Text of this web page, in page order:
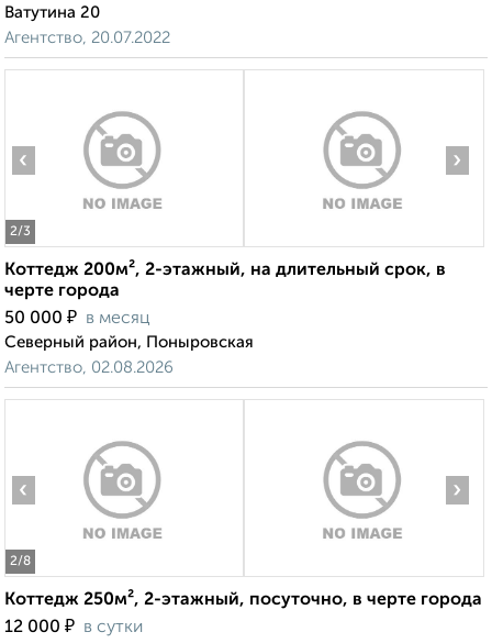
Ватутина 20
Агентство, 20.07.2022
2/3
‹ ›
Коттедж 200м², 2-этажный, на длительный срок, в
черте города
50 000 ₽ в месяц
Северный район, Поныровская
Агентство, 02.08.2026
2/8
‹ ›
Коттедж 250м², 2-этажный, посуточно, в черте города
12 000 ₽ в сутки